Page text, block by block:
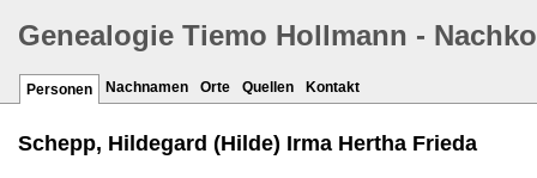
Genealogie Tiemo Hollmann -
Personen Nachnamen Orte Quellen Kontakt
Schepp, Hildegard (Hilde) Irma Hertha Frieda